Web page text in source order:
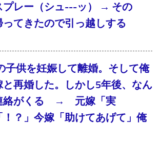
プレー（シュ---ッ） → その
てきたので引っ越しする
子供を妊娠して離婚。そして俺
再婚した。しかし5年後、なん
絡がくる → 元嫁「実
？」今嫁「助けてあげて」俺